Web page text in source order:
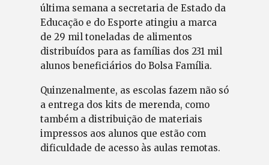
última semana a secretaria de Estado da
Educação e do Esporte atingiu a marca
de 29 mil toneladas de alimentos
distribuídos para as famílias dos 231 mil
alunos beneficiários do Bolsa Família.
Quinzenalmente, as escolas fazem não só
a entrega dos kits de merenda, como
também a distribuição de materiais
impressos aos alunos que estão com
dificuldade de acesso às aulas remotas.